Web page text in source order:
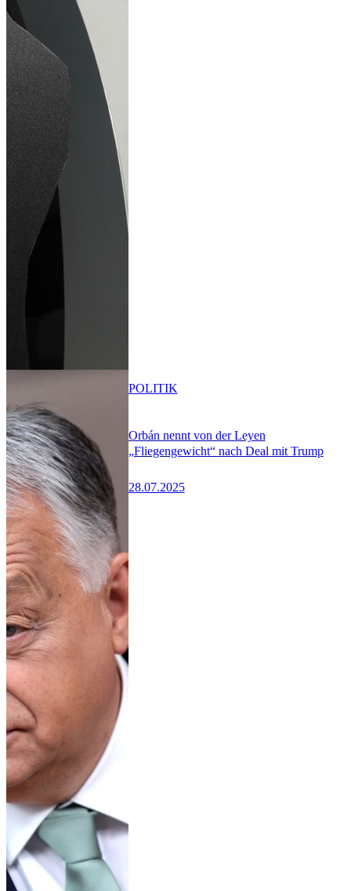
Orbán nennt von der Leyen
„Fliegengewicht“ nach Deal mit Trump
28.07.2025
POLITIK